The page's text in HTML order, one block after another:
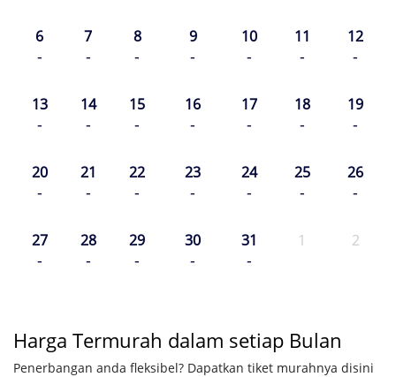
6
-
7
-
8
-
9
-
10
-
11
-
12
-
13
-
14
-
15
-
16
-
17
-
18
-
19
-
20
-
21
-
22
-
23
-
24
-
25
-
26
-
27
-
28
-
29
-
30
-
31
-
1 2
Harga Termurah dalam setiap Bulan
Penerbangan anda fleksibel? Dapatkan tiket murahnya disini